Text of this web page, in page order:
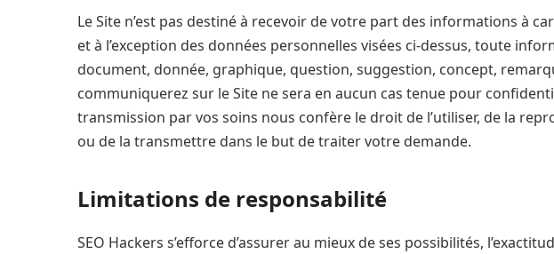
Le Site n’est pas destiné à recevoir de votre part des informations à
et à l’exception des données personnelles visées ci-dessus, toute
document, donnée, graphique, question, suggestion, concept,
communiquerez sur le Site ne sera en aucun cas tenue pour
transmission par vos soins nous confère le droit de l’utiliser, de la
ou de la transmettre dans le but de traiter votre demande.
Limitations de responsabilité
SEO Hackers s’efforce d’assurer au mieux de ses possibilités,